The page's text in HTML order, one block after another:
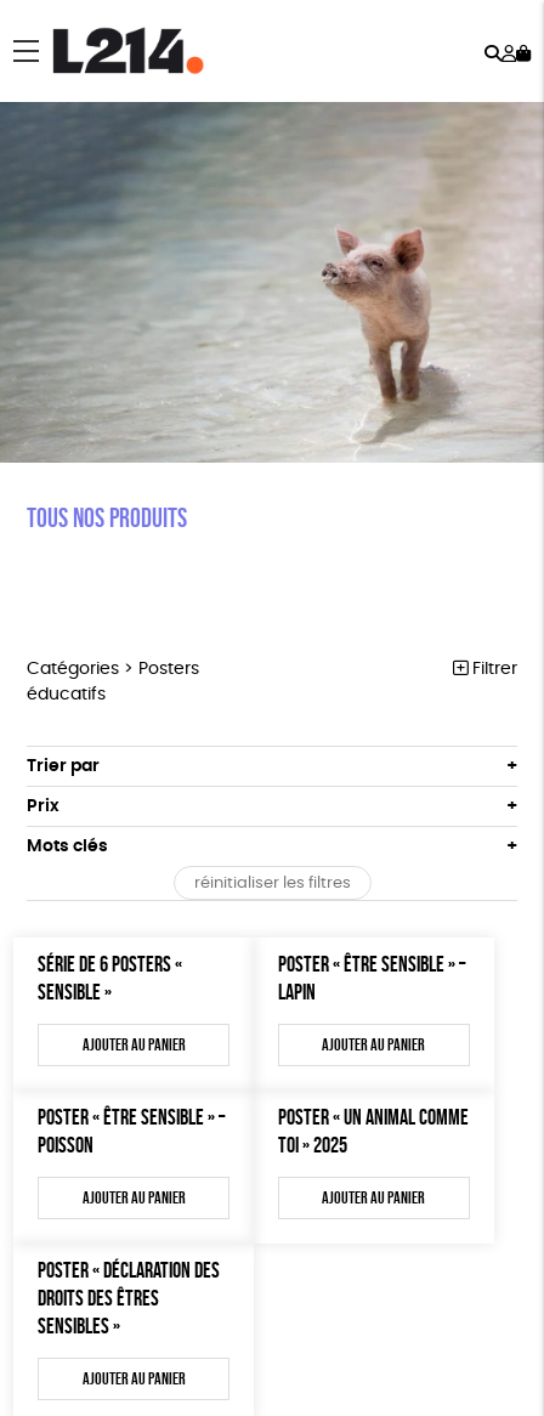
menu
Tous nos produits
Catégories > Posters
éducatifs
Filtrer
MARCHE POUR LA FERMETURE DES ABATTOIRS
OUTILS MILITANTS
TRACTS
CARTES
BROCHURES
OUTILS ÉDUCATIFS
AUTRES OUTILS ÉDUCATIFS
LIBRAIRIE
CUISINE / NUTRITION
ESSAIS
Trier par
Par défaut
Popularité
Prix : du - cher au + cher
Disponibilité
Prix
Tous
50 € - 100 €
150 € - 200 €
Plus de 200€
Mots clés
OEKO-Tex, PETA approuved vegan
réinitialiser les filtres
SÉRIE DE 6 POSTERS «
SENSIBLE »
Ajouter au panier
POSTER « ÊTRE SENSIBLE » –
LAPIN
Ajouter au panier
POSTER « ÊTRE SENSIBLE » –
POISSON
Ajouter au panier
POSTER « UN ANIMAL COMME
TOI » 2025
Ajouter au panier
POSTER « DÉCLARATION DES
DROITS DES ÊTRES
SENSIBLES »
Ajouter au panier